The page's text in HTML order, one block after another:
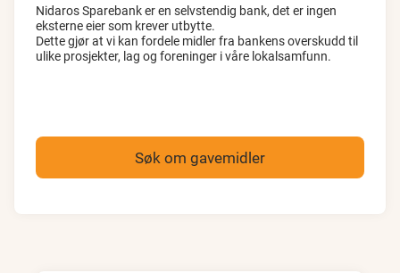
Nidaros Sparebank er en selvstendig bank, det er ingen
eksterne eier som krever utbytte.
Dette gjør at vi kan fordele midler fra bankens overskudd til
ulike prosjekter, lag og foreninger i våre lokalsamfunn.
Søk om gavemidler